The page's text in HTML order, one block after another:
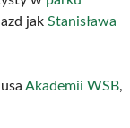
jakStanisława
Akademii WSB,